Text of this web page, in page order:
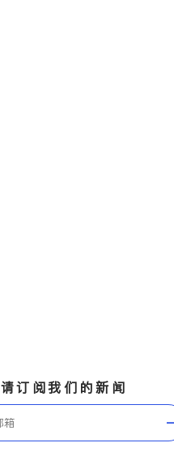
请订阅我们的新闻